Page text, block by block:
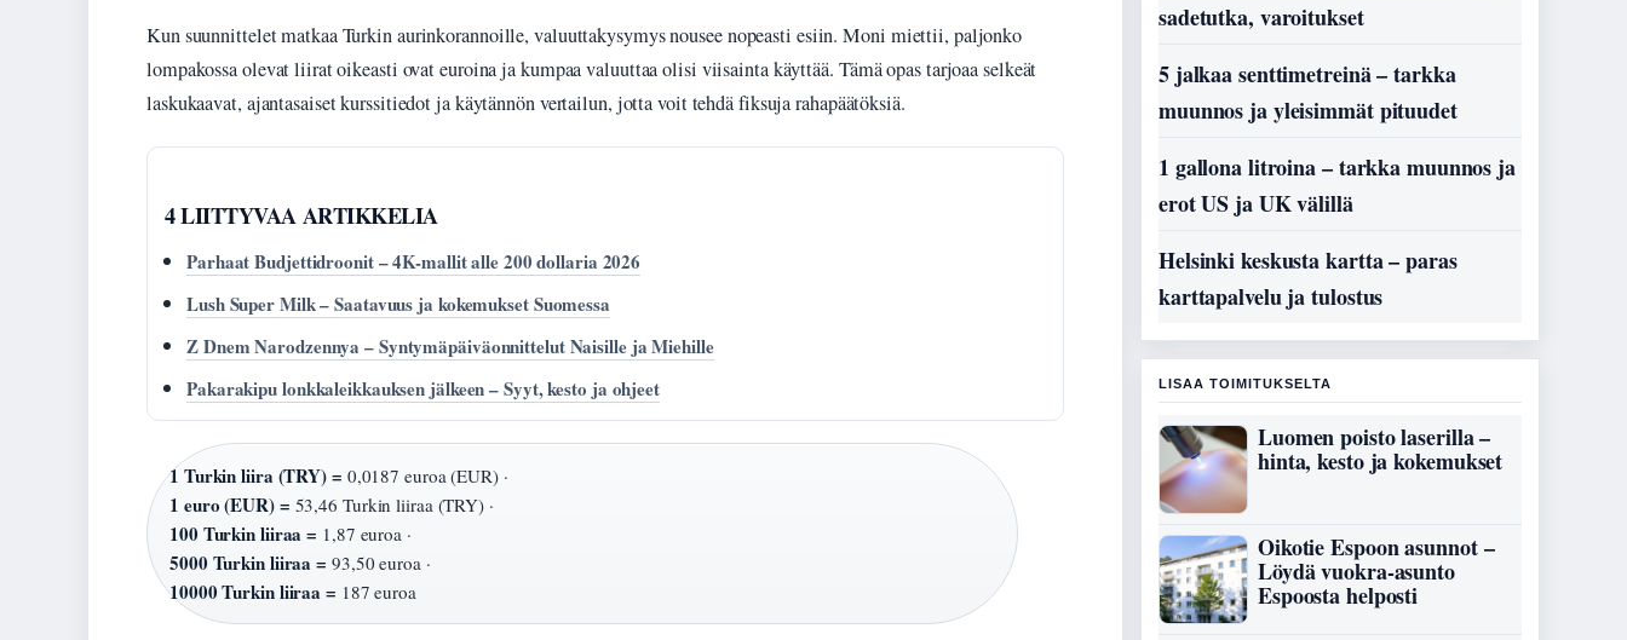
Kun suunnittelet matkaa Turkin aurinkorannoille, valuuttakysymys nousee nopeasti esiin. Moni miettii, paljonko
lompakossa olevat liirat oikeasti ovat euroina ja kumpaa valuuttaa olisi viisainta käyttää. Tämä opas tarjoaa selkeät
laskukaavat, ajantasaiset kurssitiedot ja käytännön vertailun, jotta voit tehdä fiksuja rahapäätöksiä.
4 LIITTYVAA ARTIKKELIA
Parhaat Budjettidroonit – 4K-mallit alle 200 dollaria 2026
Lush Super Milk – Saatavuus ja kokemukset Suomessa
Z Dnem Narodzennya – Syntymäpäiväonnittelut Naisille ja Miehille
Pakarakipu lonkkaleikkauksen jälkeen – Syyt, kesto ja ohjeet
1 Turkin liira (TRY) = 0,0187 euroa (EUR) ·
1 euro (EUR) = 53,46 Turkin liiraa (TRY) ·
100 Turkin liiraa = 1,87 euroa ·
5000 Turkin liiraa = 93,50 euroa ·
10000 Turkin liiraa = 187 euroa
sadetutka, varoitukset
5 jalkaa senttimetreinä – tarkka
muunnos ja yleisimmät pituudet
1 gallona litroina – tarkka muunnos ja
erot US ja UK välillä
Helsinki keskusta kartta – paras
karttapalvelu ja tulostus
LISAA TOIMITUKSELTA
Luomen poisto laserilla –
hinta, kesto ja kokemukset
Oikotie Espoon asunnot –
Löydä vuokra-asunto
Espoosta helposti